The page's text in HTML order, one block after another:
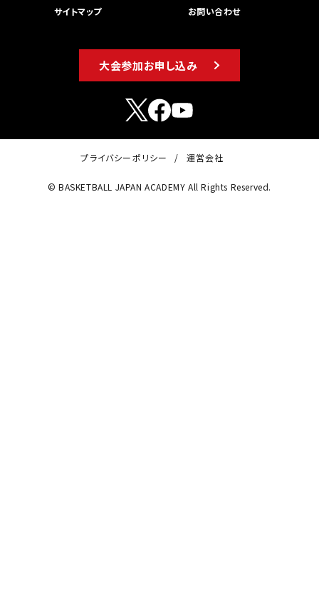
サイトマップ
お問い合わせ
大会参加お申し込み
プライバシーポリシー 運営会社
© BASKETBALL JAPAN ACADEMY All Rights Reserved.